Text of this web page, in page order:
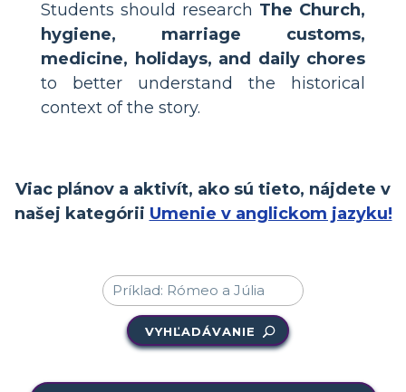
Students should research The Church,
hygiene, marriage customs,
medicine, holidays, and daily chores
to better understand the historical
context of the story.
Viac plánov a aktivít, ako sú tieto, nájdete v
našej kategórii Umenie v anglickom jazyku!
VYHĽADÁVANIE